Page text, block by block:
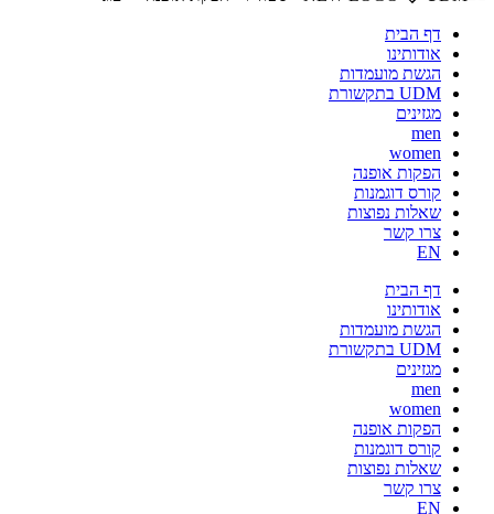
דף הבית
אודותינו
הגשת מועמדות
UDM בתקשורת
מגזינים
men
women
הפקות אופנה
קורס דוגמנות
שאלות נפוצות
צרו קשר
EN
דף הבית
אודותינו
הגשת מועמדות
UDM בתקשורת
מגזינים
men
women
הפקות אופנה
קורס דוגמנות
שאלות נפוצות
צרו קשר
EN